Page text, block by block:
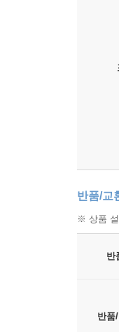
반품/교
※ 상품 설
반
반품